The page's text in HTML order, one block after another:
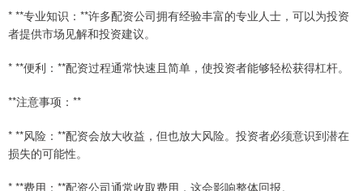
* **专业知识：**许多配资公司拥有经验丰富的专业人士，可以为投资
者提供市场见解和投资建议。
* **便利：**配资过程通常快速且简单，使投资者能够轻松获得杠杆。
**注意事项：**
* **风险：**配资会放大收益，但也放大风险。投资者必须意识到潜在
损失的可能性。
* **费用：**配资公司通常收取费用，这会影响整体回报。